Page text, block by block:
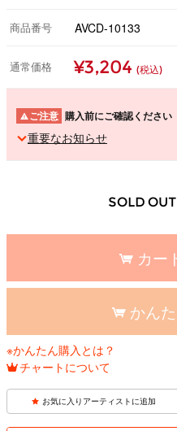
商品番号 AVCD-10133
通常価格 ¥3,204 (税込)
ご注意 購入前にご確認ください
重要なお知らせ
SOLD
カー
かん
※かんたん購入とは？
チャートについて
お気に入りアーティストに追加